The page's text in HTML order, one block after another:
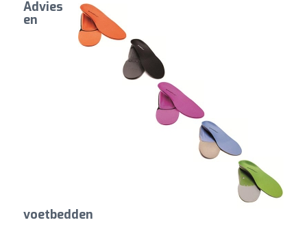
Advies
en
voetbedden